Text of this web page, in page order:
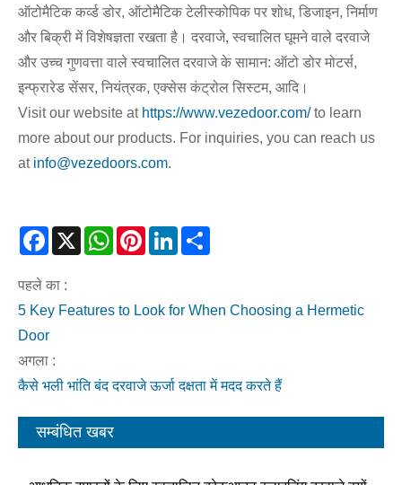
ऑटोमैटिक कर्व्ड डोर, ऑटोमैटिक टेलीस्कोपिक पर शोध, डिजाइन, निर्माण
और बिक्री में विशेषज्ञता रखता है। दरवाजे, स्वचालित घूमने वाले दरवाजे
और उच्च गुणवत्ता वाले स्वचालित दरवाजे के सामान: ऑटो डोर मोटर्स,
इन्फ्रारेड सेंसर, नियंत्रक, एक्सेस कंट्रोल सिस्टम, आदि।
Visit our website at https://www.vezedoor.com/to learn
more about our products. For inquiries, you can reach us
at info@vezedoors.com.
Facebook
X WhatsAppPinterestLinkedIn
पहले का :
5 Key Features to Look for When Choosing a Hermetic
Door
अगला :
कैसे भली भांति बंद दरवाजे ऊर्जा दक्षता में मदद करते हैं
सम्बंधित खबर